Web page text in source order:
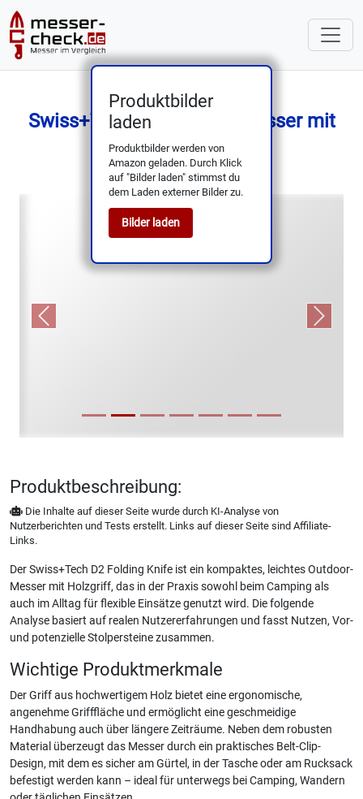
Produktbilder
laden
Produktbilder werden von
Amazon geladen. Durch Klick
auf "Bilder laden" stimmst du
dem Laden externer Bilder zu.
Bilder laden
Swiss+Tech D2 Taschenmesser mit
Holzgriff – kompakt
Previous Next
Produktbeschreibung:
Die Inhalte auf dieser Seite wurde durch KI-Analyse von
Nutzerberichten und Tests erstellt. Links auf dieser Seite sind Affiliate-
Links.
Der Swiss+Tech D2 Folding Knife ist ein kompaktes, leichtes Outdoor-
Messer mit Holzgriff, das in der Praxis sowohl beim Camping als
auch im Alltag für flexible Einsätze genutzt wird. Die folgende
Analyse basiert auf realen Nutzererfahrungen und fasst Nutzen, Vor-
und potenzielle Stolpersteine zusammen.
Wichtige Produktmerkmale
Der Griff aus hochwertigem Holz bietet eine ergonomische,
angenehme Grifffläche und ermöglicht eine geschmeidige
Handhabung auch über längere Zeiträume. Neben dem robusten
Material überzeugt das Messer durch ein praktisches Belt-Clip-
Design, mit dem es sicher am Gürtel, in der Tasche oder am Rucksack
befestigt werden kann – ideal für unterwegs bei Camping, Wandern